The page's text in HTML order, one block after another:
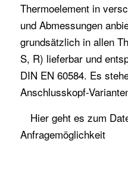
Thermoelement in
und Abmessungen
grundsätzlich in allen
S, R) lieferbar und
DIN EN 60584. Es
Anschlusskopf-
Hiergeht es zum
Anfragemöglichkeit